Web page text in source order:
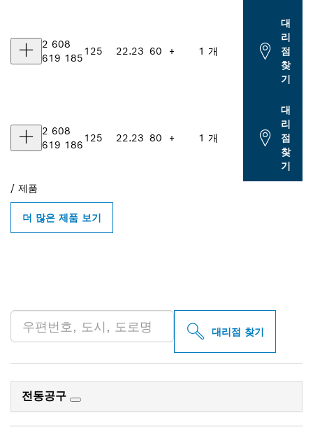
2 608
619 185
125 22.23 60 + 1 개
대
리
점
찾
기
2 608
619 186
125 22.23 80 + 1 개
대
리
점
찾
기
/ 제품
더 많은 제품 보기
대리점 찾기
전동공구